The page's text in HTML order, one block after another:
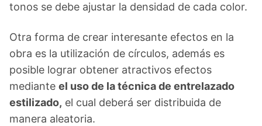
tonos se debe ajustar la densidad de cada color.
Otra forma de crear interesante efectos en la
obra es la utilización de círculos, además es
posible lograr obtener atractivos efectos
mediante el uso de la técnica de entrelazado
estilizado, el cual deberá ser distribuida de
manera aleatoria.